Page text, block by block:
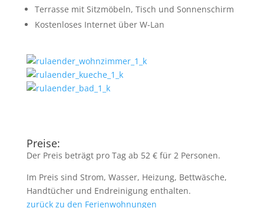
Terrasse mit Sitzmöbeln, Tisch und Sonnenschirm
Kostenloses Internet über W-Lan
Preise:
Der Preis beträgt pro Tag ab 52 € für 2 Personen.
Im Preis sind Strom, Wasser, Heizung, Bettwäsche,
Handtücher und Endreinigung enthalten.
zurück zu den Ferienwohnungen